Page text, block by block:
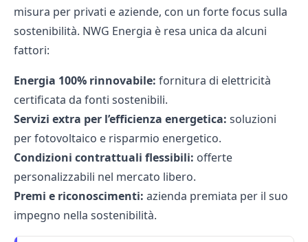
misura per privati e aziende, con un forte focus sulla
sostenibilità. NWG Energia è resa unica da alcuni
fattori:
Energia 100% rinnovabile: fornitura di elettricità
certificata da fonti sostenibili.
Servizi extra per l’efficienza energetica: soluzioni
per fotovoltaico e risparmio energetico.
Condizioni contrattuali flessibili: offerte
personalizzabili nel mercato libero.
Premi e riconoscimenti: azienda premiata per il suo
impegno nella sostenibilità.